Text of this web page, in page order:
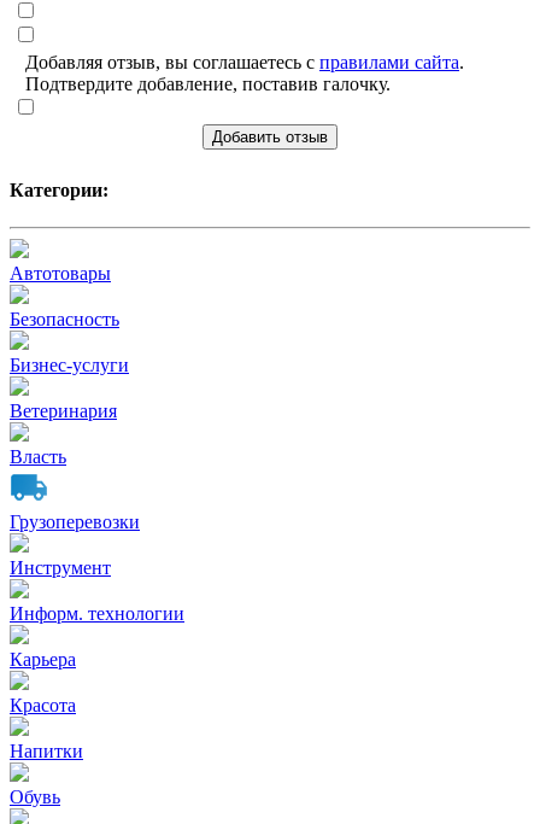
Добавляя отзыв, вы соглашаетесь с правилами сайта.
Подтвердите добавление, поставив галочку.
Добавить отзыв
Категории:
Автотовары
Безопасность
Бизнес-услуги
Ветеринария
Власть
Грузоперевозки
Инструмент
Информ. технологии
Карьера
Красота
Напитки
Обувь